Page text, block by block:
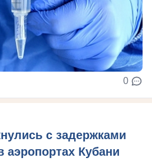
0
с задержками
аэропортах Кубани